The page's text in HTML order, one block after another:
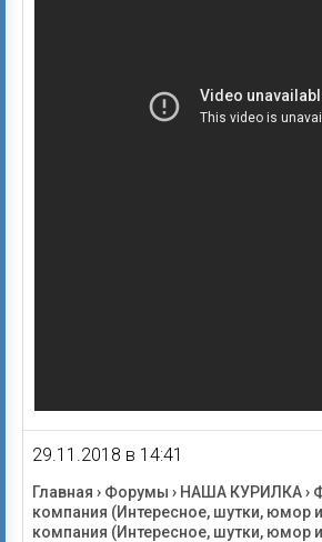
29.11.2018 в 14:41
Главная › Форумы › НАША КУРИЛКА›
компания (Интересное, шутки, юмор
компания (Интересное, шутки, юмор